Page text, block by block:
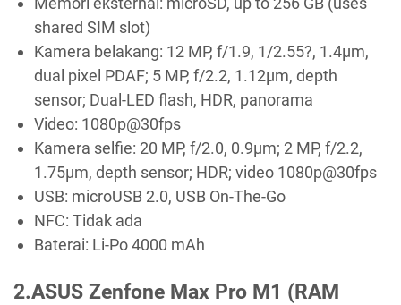
shared SIM slot)
Kamera belakang: 12 MP, f/1.9, 1/2.55?, 1.4µm,
dual pixel PDAF; 5 MP, f/2.2, 1.12µm, depth
sensor; Dual-LED flash, HDR, panorama
Video: 1080p@30fps
Kamera selfie: 20 MP, f/2.0, 0.9µm; 2 MP, f/2.2,
1.75µm, depth sensor; HDR; video 1080p@30fps
USB: microUSB 2.0, USB On-The-Go
NFC: Tidak ada
Baterai: Li-Po 4000 mAh
2.ASUS Zenfone Max Pro M1 (RAM